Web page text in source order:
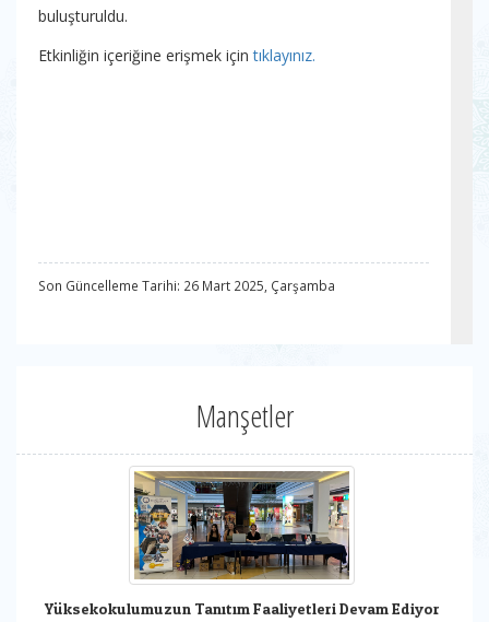
buluşturuldu.
Etkinliğin içeriğine erişmek içintıklayınız.
Son Güncelleme Tarihi: 26 Mart 2025, Çarşamba
Manşetler
Yüksekokulumuzun Tanıtım Faaliyetleri Devam Ediyor